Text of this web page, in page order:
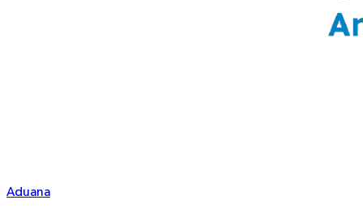
Aduana